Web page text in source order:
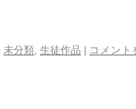
未分類, 生徒作品 | コメント